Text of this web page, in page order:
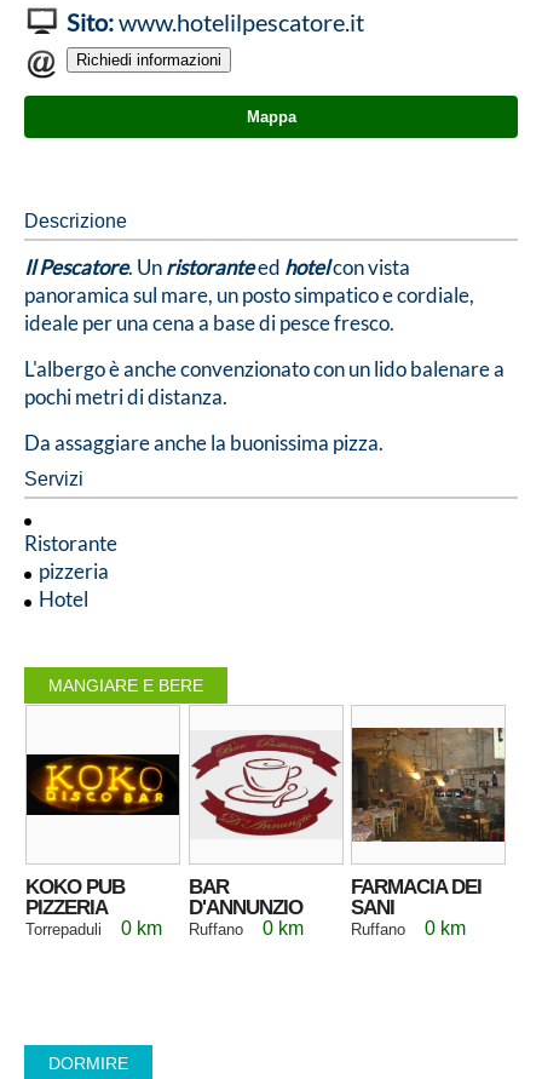
Sito:www.hotelilpescatore.it
Mappa
Descrizione
Il Pescatore. Unristoranteed hotelcon vista
panoramica sul mare, un posto simpatico e cordiale,
ideale per una cena a base di pesce fresco.
L'albergo è anche convenzionato con un lido balenare a
pochi metri di distanza.
Da assaggiare anche la buonissima pizza.
Servizi
Ristorante
pizzeria
Hotel
MANGIARE E BERE
KOKO PUB
PIZZERIA
Torrepaduli 0 km
BAR
D'ANNUNZIO
Ruffano 0 km
FARMACIA DEI
SANI
Ruffano 0 km
DORMIRE